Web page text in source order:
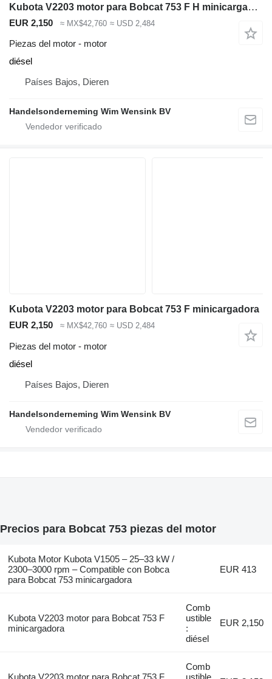
Kubota V2203 motor para Bobcat 753 F H minicargadora
EUR 2,150 ≈ MX$42,760 ≈ USD 2,484
Piezas del motor - motor
diésel
Países Bajos, Dieren
Handelsonderneming Wim Wensink BV
Kubota V2203 motor para Bobcat 753 F minicargadora
EUR 2,150
≈ MX$42,760 ≈ USD 2,484
Piezas del motor - motor
diésel
Países Bajos, Dieren
Handelsonderneming Wim Wensink BV
Precios para Bobcat 753 piezas del motor
Kubota Motor Kubota V1505 – 25–33 kW /
2300–3000 rpm – Compatible con Bobca
para Bobcat 753 minicargadora
EUR 413
Kubota V2203 motor para Bobcat 753 F
minicargadora
Comb
ustible
:
diésel
EUR 2,150
Comb